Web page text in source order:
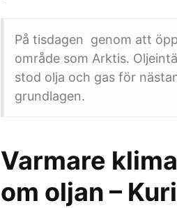
På tisdagen genom att
område som Arktis.
stod olja och gas för
grundlagen.
Varmare
om oljan –